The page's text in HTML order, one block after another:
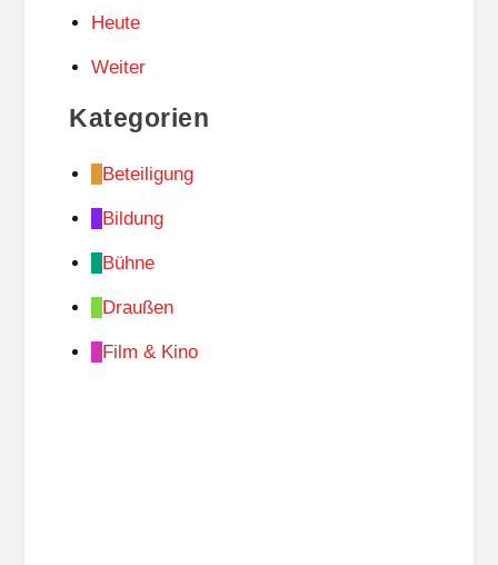
Heute
Weiter
Kategorien
Beteiligung
Bildung
Bühne
Draußen
Film & Kino